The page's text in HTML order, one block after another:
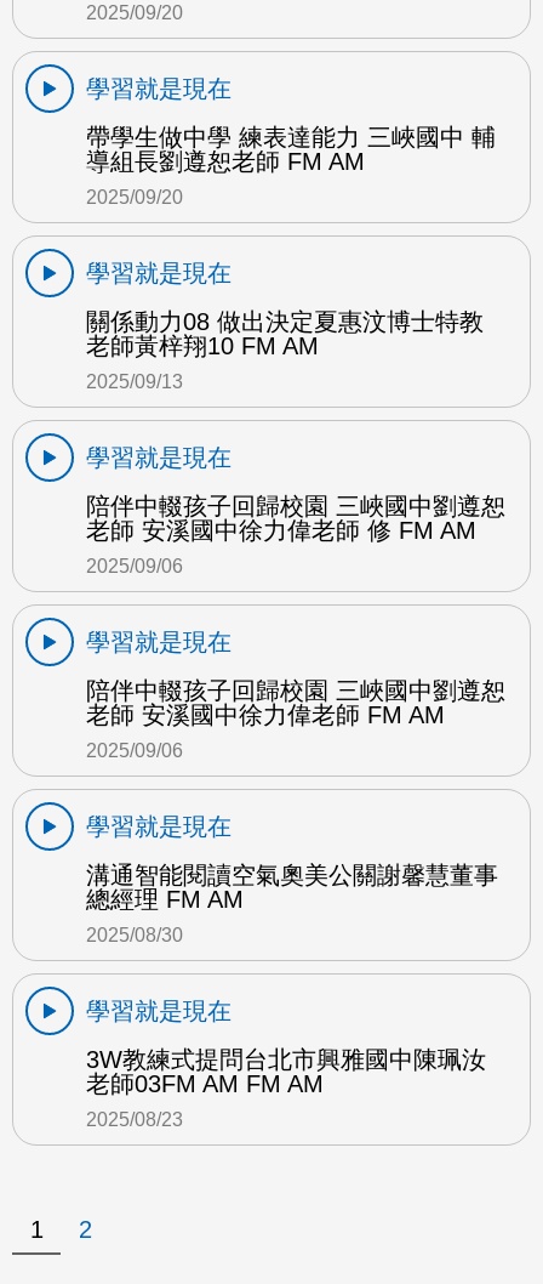
2025/09/20
學習就是現在
帶學生做中學 練表達能力 三峽國中 輔
導組長劉遵恕老師 FM AM
2025/09/20
學習就是現在
關係動力08 做出決定夏惠汶博士特教
老師黃梓翔10 FM AM
2025/09/13
學習就是現在
陪伴中輟孩子回歸校園 三峽國中劉遵恕
老師 安溪國中徐力偉老師 修 FM AM
2025/09/06
學習就是現在
陪伴中輟孩子回歸校園 三峽國中劉遵恕
老師 安溪國中徐力偉老師 FM AM
2025/09/06
學習就是現在
溝通智能閱讀空氣奧美公關謝馨慧董事
總經理 FM AM
2025/08/30
學習就是現在
3W教練式提問台北市興雅國中陳珮汝
老師03FM AM FM AM
2025/08/23
1 2